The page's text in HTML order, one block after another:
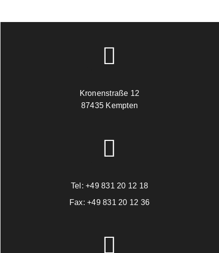
Kronenstraße 12
87435 Kempten
Tel: +49 831 20 12 18
Fax: +49 831 20 12 36